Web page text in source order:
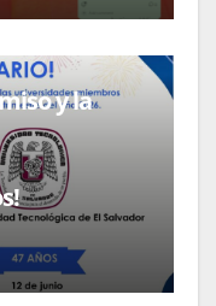
y la